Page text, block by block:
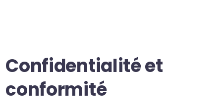
Confidentialité et
conformité